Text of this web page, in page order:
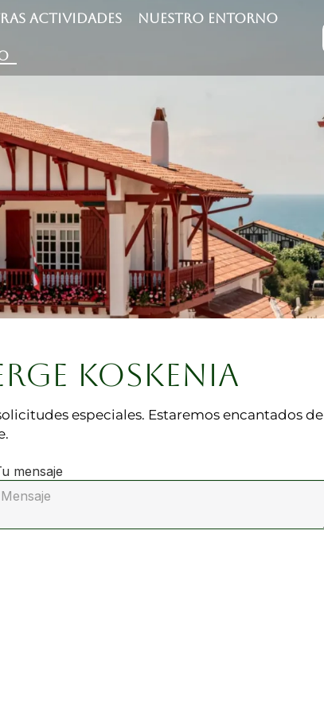
ACTIVIDADES NUESTRO ENTORNO
KOSKENIA
especiales. Estaremos encantados de
mensaje